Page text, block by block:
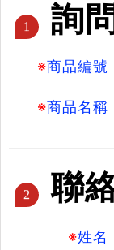
1 詢
※商品編號
※商品名稱
2 聯
※姓名